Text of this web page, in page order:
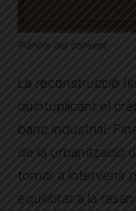
Plànols del convent
La reconstrucció
quintuplicant el
banc industrial.
de la urbanització
tornar a intervenir
equilibrar a la